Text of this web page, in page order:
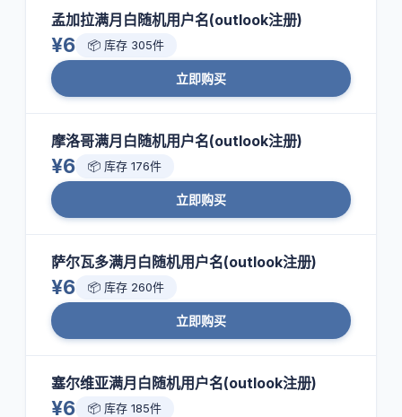
孟加拉满月白随机用户名(outlook注册)
¥6 📦 库存 305件
立即购买
摩洛哥满月白随机用户名(outlook注册)
¥6 📦 库存 176件
立即购买
萨尔瓦多满月白随机用户名(outlook注册)
¥6 📦 库存 260件
立即购买
塞尔维亚满月白随机用户名(outlook注册)
¥6 📦 库存 185件